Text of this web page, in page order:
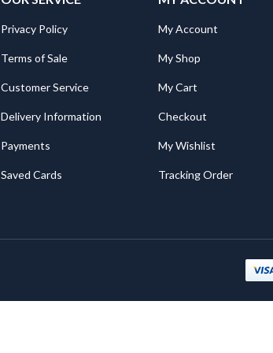
Privacy Policy
Terms of Sale
Customer Service
Delivery Information
Payments
Saved Cards
My Account
My Shop
My Cart
Checkout
My Wishlist
Tracking Order